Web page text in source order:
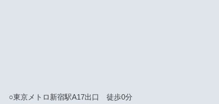
○東京メトロ新宿駅A17出口 徒歩0分